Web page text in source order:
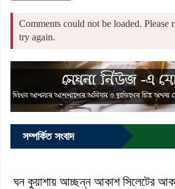
Comments could not be loaded. Please
try again.
সম্পর্কিত সংবাদ
ঘন কুয়াশায় আচ্ছন্ন আকাশ সিলেটের